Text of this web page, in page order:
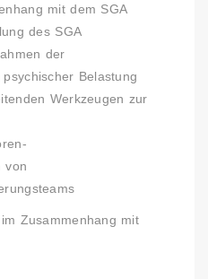
mit dem SGA
des SGA
der
Belastung
Werkzeugen zur
von
Zusammenhang mit